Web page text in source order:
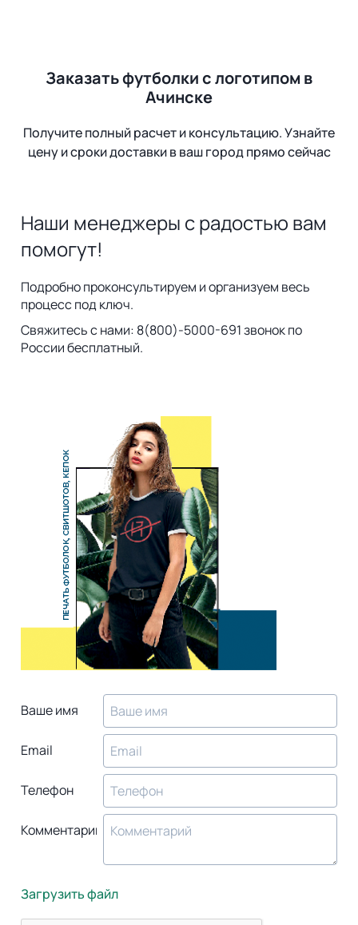
Заказать футболки с логотипом в
Ачинске
Получите полный расчет и консультацию. Узнайте
цену и сроки доставки в ваш город прямо сейчас
Наши менеджеры с радостью вам
помогут!
Подробно проконсультируем и организуем весь
процесс под ключ.
Свяжитесь с нами: 8(800)-5000-691 звонок по
России бесплатный.
Ваше имя
Email
Телефон
Комментарий
Загрузить файл